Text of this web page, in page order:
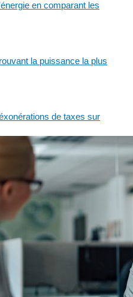
en comparant les
la puissance la plus
de taxes sur